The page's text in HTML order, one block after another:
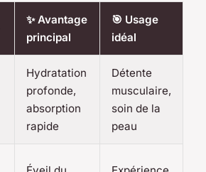
✨ Avantage
principal
🎯 Usage
idéal
Hydratation
profonde,
absorption
rapide
Détente
musculaire,
soin de la
peau